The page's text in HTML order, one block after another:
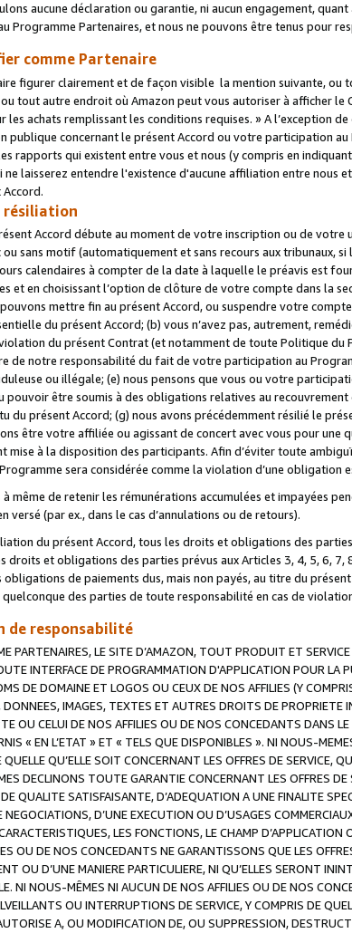
aucune déclaration ou garantie, ni aucun engagement,
Programme Partenaires, et nous ne pouvons être tenus pour
comme Partenaire
figurer clairement et de façon visible la mention suivante, ou
tout autre endroit où Amazon peut vous autoriser à afficher le
les achats remplissant les conditions requises. » A l’exception
publique concernant le présent Accord ou votre participation
rapports qui existent entre vous et nous (y compris en
ne laisserez entendre l'existence d'aucune affiliation entre
résiliation
Accord débute au moment de votre inscription ou de
ou sans motif (automatiquement et sans recours aux tribunaux,
calendaires à compter de la date à laquelle le préavis est
et en choisissant l’option de clôture de votre compte dans la
mettre fin au présent Accord, ou suspendre votre
du présent Accord; (b) vous n’avez pas, autrement,
du présent Contrat (et notamment de toute Politique du
de notre responsabilité du fait de votre participation au
ou illégale; (e) nous pensons que vous ou votre
pouvoir être soumis à des obligations relatives au
du présent Accord; (g) nous avons précédemment résilié le
être votre affiliée ou agissant de concert avec vous pour une
mise à la disposition des participants. Afin d’éviter toute
sera considérée comme la violation d’une obligation
à même de retenir les rémunérations accumulées et impayées
versé (par ex., dans le cas d’annulations ou de retours).
du présent Accord, tous les droits et obligations des
droits et obligations des parties prévus aux Articles 3, 4, 5, 6,
de paiements dus, mais non payés, au titre du
des parties de toute responsabilité en cas de
de responsabilité
PARTENAIRES, LE SITE D’AMAZON, TOUT PRODUIT ET
INTERFACE DE PROGRAMMATION D'APPLICATION POUR
DE DOMAINE ET LOGOS OU CEUX DE NOS AFFILIES (Y
IMAGES, TEXTES ET AUTRES DROITS DE
OU CELUI DE NOS AFFILIES OU DE NOS CONCEDANTS DANS
« EN L’ETAT » ET « TELS QUE DISPONIBLES ». NI NOUS-
QU’ELLE SOIT CONCERNANT LES OFFRES DE SERVICE,
DECLINONS TOUTE GARANTIE CONCERNANT LES OFFRES
QUALITE SATISFAISANTE, D’ADEQUATION A UNE FINALITE
D’UNE EXECUTION OU D’USAGES
LES FONCTIONS, LE CHAMP
OU DE NOS CONCEDANTS NE GARANTISSONS QUE LES
OU D’UNE MANIERE PARTICULIERE, NI QU’ELLES SERONT
NI NOUS-MÊMES NI AUCUN DE NOS AFFILIES OU DE NOS
OU INTERRUPTIONS DE SERVICE, Y COMPRIS DE
A, OU MODIFICATION DE, OU SUPPRESSION,